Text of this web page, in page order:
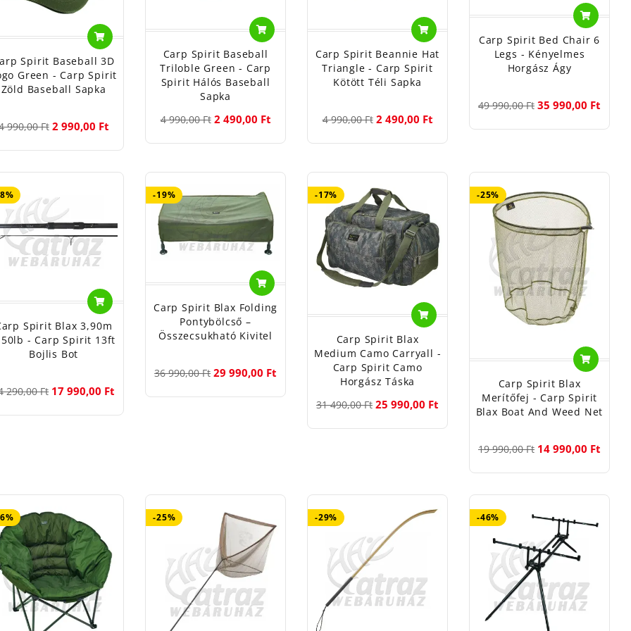
Spirit Baseball 3D
Green - Carp Spirit
Zöld Baseball Sapka
990,00 Ft 2 990,00 Ft
Carp Spirit Baseball
Triloble Green - Carp
Spirit Hálós Baseball
Sapka
4 990,00 Ft 2 490,00 Ft
Carp Spirit Beannie Hat
Triangle - Carp Spirit
Kötött Téli Sapka
4 990,00 Ft 2 490,00 Ft
Carp Spirit Bed Chair 6
Legs - Kényelmes
Horgász Ágy
49 990,00 Ft 35 990,00 Ft
Spirit Blax 3,90m
- Carp Spirit 13ft
Bojlis Bot
290,00 Ft 17 990,00 Ft
-19%
Carp Spirit Blax Folding
Pontybölcső –
Összecsukható Kivitel
36 990,00 Ft 29 990,00 Ft
-17%
Carp Spirit Blax
Medium Camo Carryall -
Carp Spirit Camo
Horgász Táska
31 490,00 Ft 25 990,00 Ft
-25%
Carp Spirit Blax
Merítőfej - Carp Spirit
Blax Boat And Weed Net
19 990,00 Ft 14 990,00 Ft
-25% -29% -46%